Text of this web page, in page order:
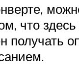
что
получать